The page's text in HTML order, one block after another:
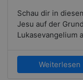
Schau dir in
Jesu auf der
Lukasevangelium
Weiterlesen